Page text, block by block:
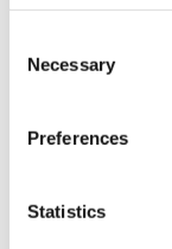
Selection
Necessary
Preferences
Statistics